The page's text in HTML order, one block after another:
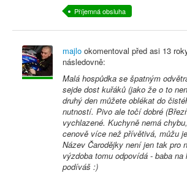
Příjemná obsluha
majlo okomentoval před asi 13
následovně:
Malá hospůdka se špatným
sejde dost kuřáků (jako že o to
druhý den můžete oblékat do
nutností. Pivo ale točí dobré
vychlazené. Kuchyně nemá
cenově více než přívětivá, můžu
Název Čarodějky není jen tak pro
výzdoba tomu odpovídá - baba
podíváš :)